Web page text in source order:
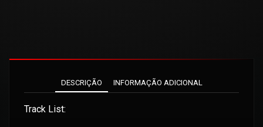
DESCRIÇÃO INFORMAÇÃO ADICIONAL
Track List: